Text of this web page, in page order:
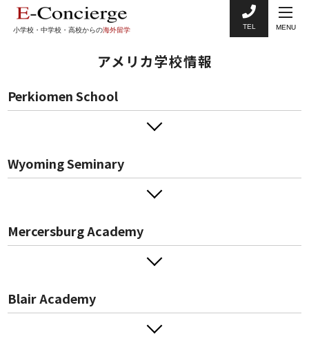
小学校・中学校・高校からの海外留学 TEL MENU
アメリカ学校情報
Perkiomen School
Wyoming Seminary
Mercersburg Academy
Blair Academy